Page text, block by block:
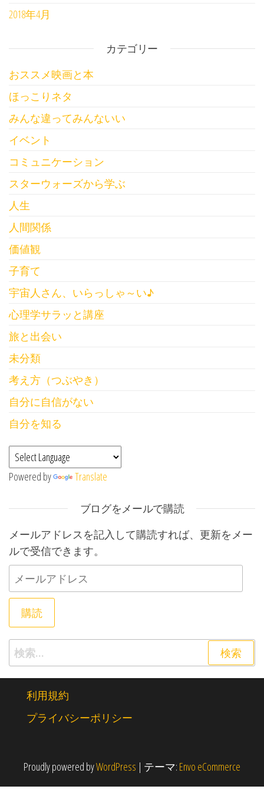
2018年4月
カテゴリー
おススメ映画と本
ほっこりネタ
みんな違ってみんないい
イベント
コミュニケーション
スターウォーズから学ぶ
人生
人間関係
価値観
子育て
宇宙人さん、いらっしゃ～い♪
心理学サラッと講座
旅と出会い
未分類
考え方（つぶやき）
自分に自信がない
自分を知る
Powered by Translate
ブログをメールで購読
メールアドレスを記入して購読すれば、更新をメー
ルで受信できます。
メールアドレス
購読
検索:
利用規約
プライバシーポリシー
Proudly powered byWordPress | テーマ: Envo eCommerce